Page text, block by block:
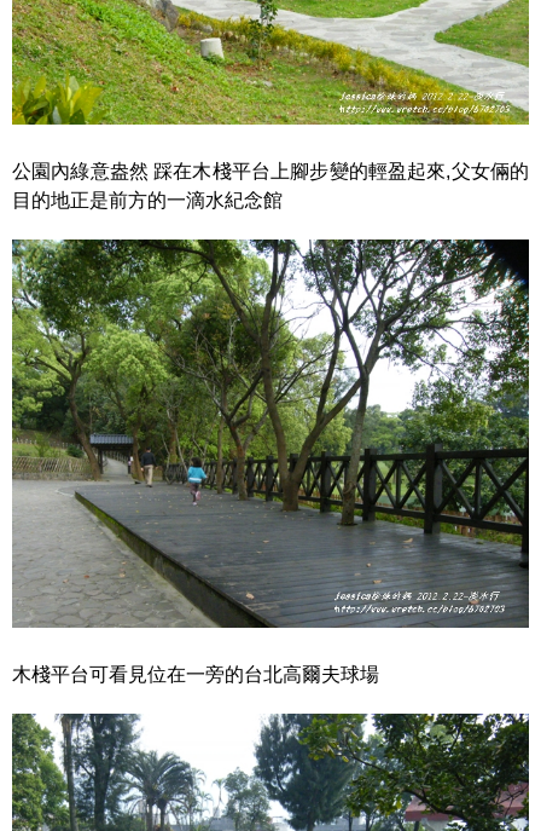
公園內綠意盎然 踩在木棧平台上腳步變的輕盈起來,父女倆的
目的地正是前方的一滴水紀念館
木棧平台可看見位在一旁的台北高爾夫球場